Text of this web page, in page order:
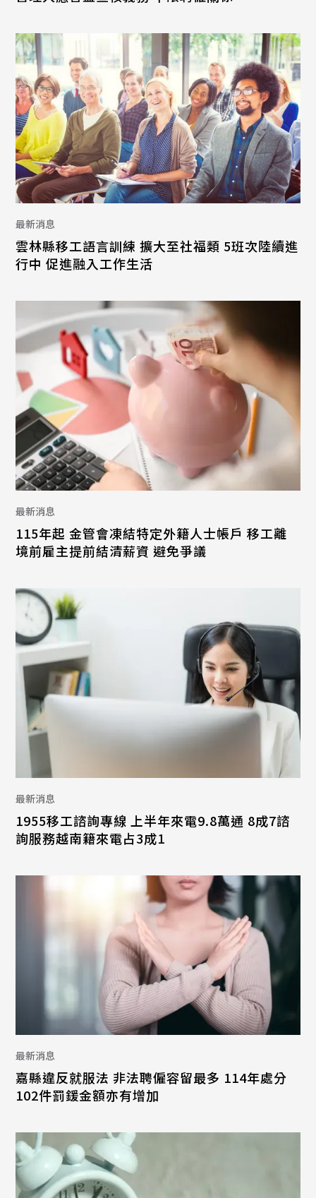
最新消息
雲林縣移工語言訓練 擴大至社福類 5班次陸續進
行中 促進融入工作生活
最新消息
115年起 金管會凍結特定外籍人士帳戶 移工離
境前雇主提前結清薪資 避免爭議
最新消息
1955移工諮詢專線 上半年來電9.8萬通 8成7諮
詢服務越南籍來電占3成1
最新消息
嘉縣違反就服法 非法聘僱容留最多 114年處分
102件罰鍰金額亦有增加